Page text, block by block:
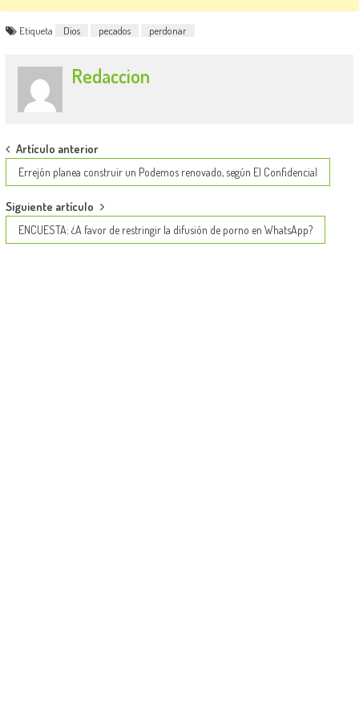
Etiqueta Dios pecados perdonar
Redaccion
Post
navigation
Artículo anterior
Errejón planea construir un Podemos renovado, según El Confidencial
Siguiente artículo
ENCUESTA: ¿A favor de restringir la difusión de porno en WhatsApp?